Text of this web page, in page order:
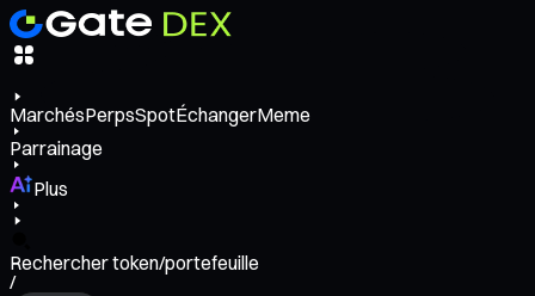
MarchésPerpsSpotÉchangerMeme
Parrainage
Plus
Rechercher token/portefeuille
/